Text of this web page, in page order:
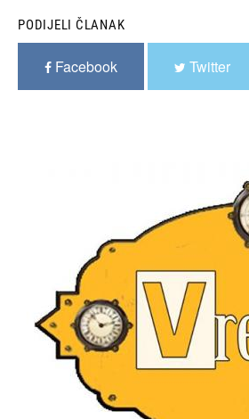
PODIJELI ČLANAK
Facebook Twitter